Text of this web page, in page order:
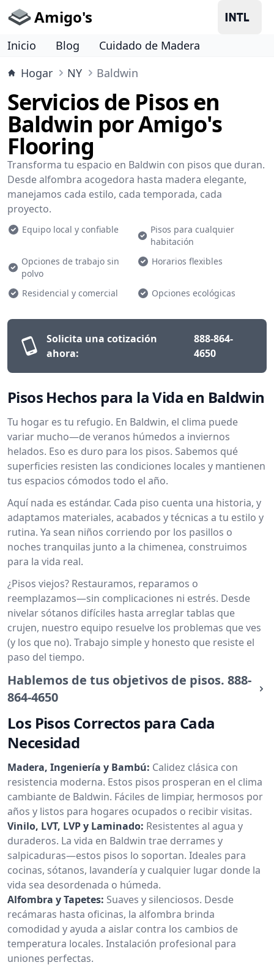
Amigo's
Inicio Blog
Cuidado de Madera
Hogar
NY Baldwin
Servicios de Pisos en
Baldwin por Amigo's
Flooring
Transforma tu espacio en Baldwin con pisos que duran.
Desde alfombra acogedora hasta madera elegante,
manejamos cada estilo, cada temporada, cada
proyecto.
Equipo local y confiable
Pisos para cualquier
habitación
Opciones de trabajo sin
polvo
Horarios flexibles
Residencial y comercial Opciones ecológicas
Solicita una cotización
ahora:
888-864-
4650
Pisos Hechos para la Vida en Baldwin
Tu hogar es tu refugio. En Baldwin, el clima puede
variar mucho—de veranos húmedos a inviernos
helados. Eso es duro para los pisos. Sabemos qué
superficies resisten las condiciones locales y mantienen
tus espacios cómodos todo el año.
Aquí nada es estándar. Cada piso cuenta una historia, y
adaptamos materiales, acabados y técnicas a tu estilo y
rutina. Ya sean niños corriendo por los pasillos o
noches tranquilas junto a la chimenea, construimos
para la vida real.
¿Pisos viejos? Restauramos, reparamos o
reemplazamos—sin complicaciones ni estrés. Desde
nivelar sótanos difíciles hasta arreglar tablas que
crujen, nuestro equipo resuelve los problemas que ves
(y los que no). Trabajo simple y honesto que resiste el
paso del tiempo.
Hablemos de tus objetivos de pisos. 888-
864-4650
Los Pisos Correctos para Cada
Necesidad
Madera, Ingeniería y Bambú: Calidez clásica con
resistencia moderna. Estos pisos prosperan en el clima
cambiante de Baldwin. Fáciles de limpiar, hermosos por
años y listos para hogares ocupados o recibir visitas.
Vinilo, LVT, LVP y Laminado: Resistentes al agua y
duraderos. La vida en Baldwin trae derrames y
salpicaduras—estos pisos lo soportan. Ideales para
cocinas, sótanos, lavandería y cualquier lugar donde la
vida sea desordenada o húmeda.
Alfombra y Tapetes: Suaves y silenciosos. Desde
recámaras hasta oficinas, la alfombra brinda
comodidad y ayuda a aislar contra los cambios de
temperatura locales. Instalación profesional para
uniones perfectas.